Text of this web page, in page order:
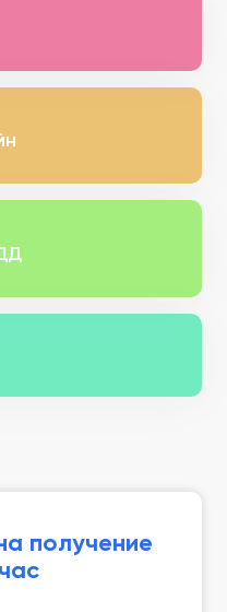
получение